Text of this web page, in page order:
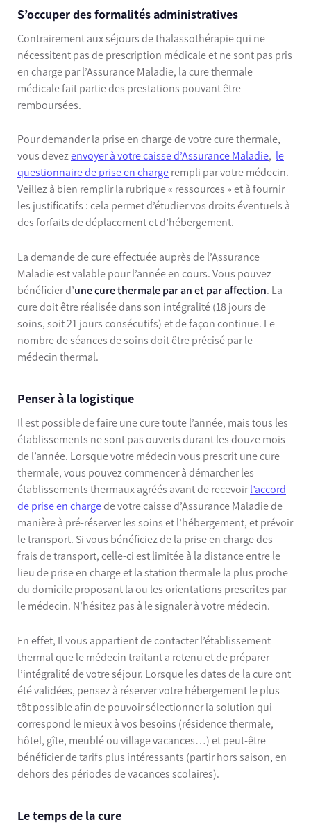
S’occuper des formalités administratives
Contrairement aux séjours de thalassothérapie qui ne
nécessitent pas de prescription médicale et ne sont pas pris
en charge par l’Assurance Maladie, la cure thermale
médicale fait partie des prestations pouvant être
remboursées.
Pour demander la prise en charge de votre cure thermale,
vous devezenvoyer à votre caisse d’Assurance Maladie, le
questionnaire de prise en charge rempli par votre médecin.
Veillez à bien remplir la rubrique « ressources » et à fournir
les justificatifs : cela permet d’étudier vos droits éventuels à
des forfaits de déplacement et d’hébergement.
La demande de cure effectuée auprès de l’Assurance
Maladie est valable pour l’année en cours. Vous pouvez
bénéficier d’une cure thermale par an et par affection. La
cure doit être réalisée dans son intégralité (18 jours de
soins, soit 21 jours consécutifs) et de façon continue. Le
nombre de séances de soins doit être précisé par le
médecin thermal.
Penser à la logistique
Il est possible de faire une cure toute l’année, mais tous les
établissements ne sont pas ouverts durant les douze mois
de l’année. Lorsque votre médecin vous prescrit une cure
thermale, vous pouvez commencer à démarcher les
établissements thermaux agréés avant de recevoirl’accord
de prise en chargede votre caisse d’Assurance Maladie de
manière à pré-réserver les soins et l’hébergement, et prévoir
le transport. Si vous bénéficiez de la prise en charge des
frais de transport, celle-ci est limitée à la distance entre le
lieu de prise en charge et la station thermale la plus proche
du domicile proposant la ou les orientations prescrites par
le médecin. N’hésitez pas à le signaler à votre médecin.
En effet, Il vous appartient de contacter l’établissement
thermal que le médecin traitant a retenu et de préparer
l’intégralité de votre séjour. Lorsque les dates de la cure ont
été validées, pensez à réserver votre hébergement le plus
tôt possible afin de pouvoir sélectionner la solution qui
correspond le mieux à vos besoins (résidence thermale,
hôtel, gîte, meublé ou village vacances…) et peut-être
bénéficier de tarifs plus intéressants (partir hors saison, en
dehors des périodes de vacances scolaires).
Le temps de la cure